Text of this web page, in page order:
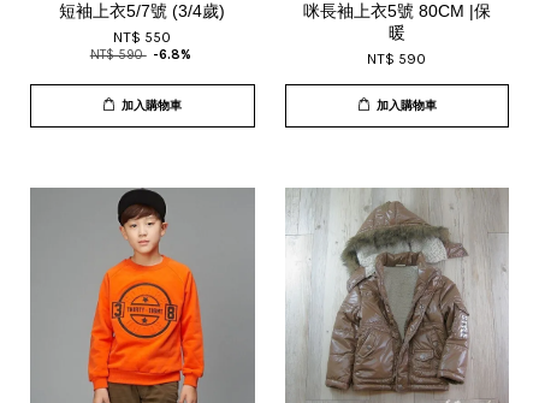
短袖上衣5/7號 (3/4歲)
NT$ 550
NT$ 590 -6.8%
加入購物車
咪長袖上衣5號 80CM |保
暖
NT$ 590
加入購物車